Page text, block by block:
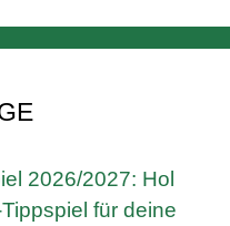
2026/2027: Hol
für deine